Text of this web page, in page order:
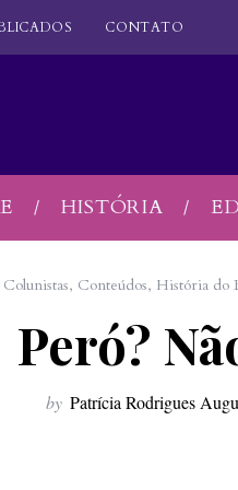
CONTATO
HISTÓRIA
Colunistas, Conteúdos, História do
Peró?
by Patrícia Rodrigues